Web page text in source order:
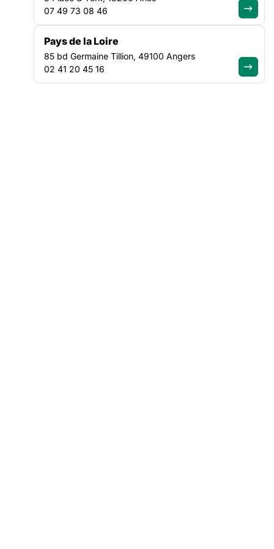
valeurs et de répondre immédiatement à la crise sociale qui
mine notre démocratie. »
Consultez le communiqué de presse du collectif ALERTE
07 49 73 08 46
Pays de la Loire
85 bd Germaine Tillion, 49100 Angers
02 41 20 45 16